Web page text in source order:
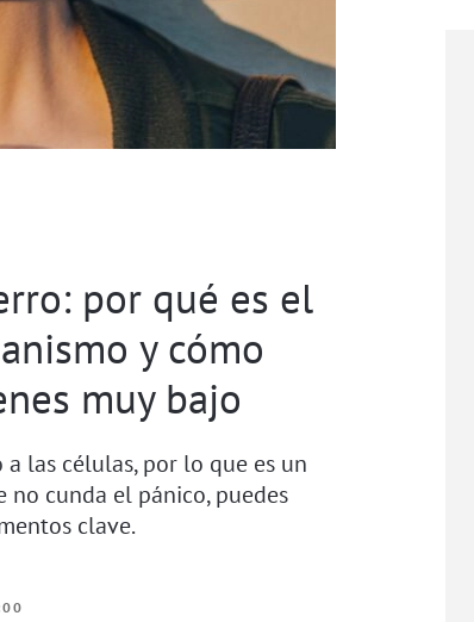
por qué es el
y cómo
muy bajo
las células, por lo que es un
no cunda el pánico, puedes
clave.